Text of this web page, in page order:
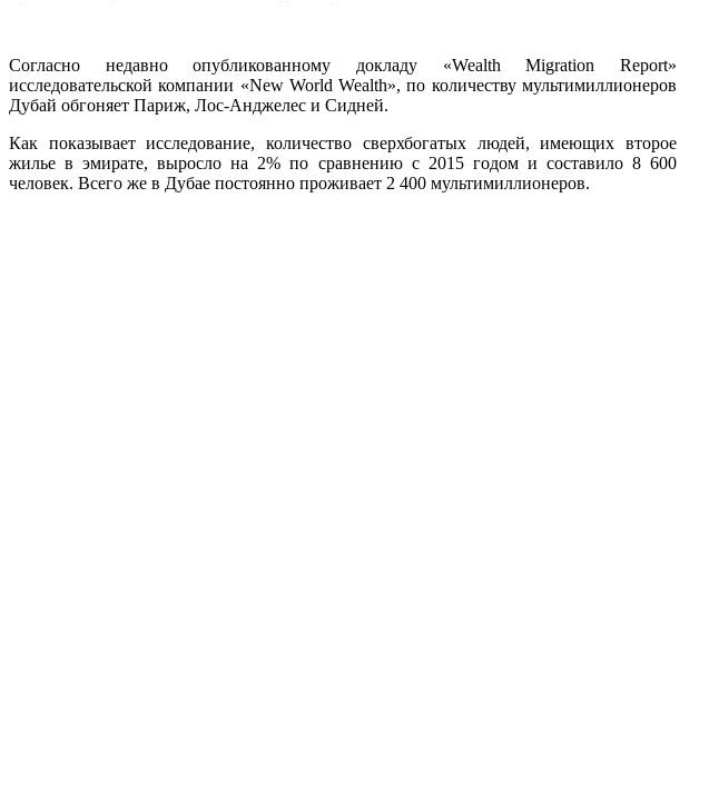
Согласно недавно опубликованному докладу «Wealth Migration Report»
исследовательской компании «New World Wealth», по количеству мультимиллионеров
Дубай обгоняет Париж, Лос-Анджелес и Сидней.
Как показывает исследование, количество сверхбогатых людей, имеющих второе
жилье в эмирате, выросло на 2% по сравнению с 2015 годом и составило 8 600
человек. Всего же в Дубае постоянно проживает 2 400 мультимиллионеров.